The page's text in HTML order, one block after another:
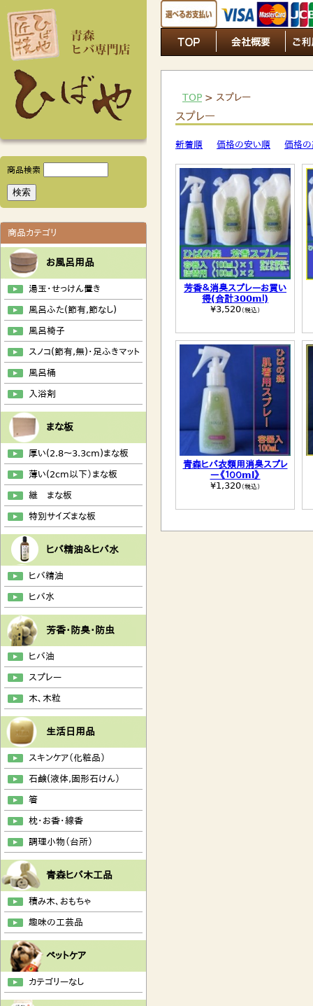
商品検索
商品カテゴリ
お風呂用品
湯玉・せっけん置き
風呂ふた(節有,節なし)
風呂椅子
スノコ(節有,無)・足ふきマット
風呂桶
入浴剤
まな板
厚い(2.8～3.3cm)まな板
薄い(2cm以下）まな板
継 まな板
特別サイズまな板
ヒバ精油＆ヒバ水
ヒバ精油
ヒバ水
芳香・防臭・防虫
ヒバ油
スプレー
木、木粒
生活日用品
スキンケア（化粧品）
石鹸(液体,固形石けん）
箸
枕・お香・線香
調理小物（台所）
青森ヒバ木工品
積み木、おもちゃ
趣味の工芸品
ペットケア
カテゴリーなし
TOP > スプレー
スプレー
新着順 価格の安い順 価格
芳香＆消臭スプレーお買い
得(合計300mｌ)
¥3,520（税込）
青森ヒバ衣類用消臭スプレ
ー《１００ml》
¥1,320（税込）